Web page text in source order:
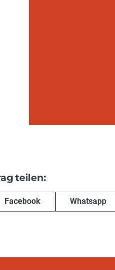
teilen:
Facebook Whatsapp